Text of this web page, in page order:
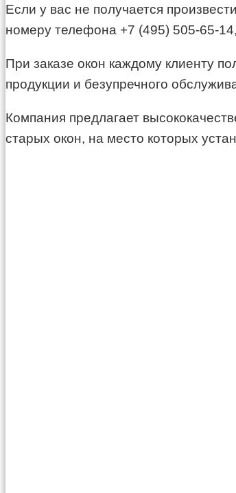
Если у вас не получается
номеру телефона +7 (495) 505-65-
При заказе окон каждому клиенту
продукции и безупречного
Компания предлагает
старых окон, на место которых